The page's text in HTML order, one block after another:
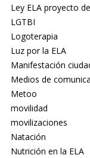
Ley ELA proyecto
LGTBI
Logoterapia
Luz por la ELA
Manifestación
Medios de
Metoo
movilidad
movilizaciones
Natación
Nutrición en la ELA